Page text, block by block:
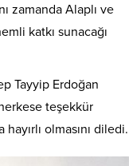
zamanda Alaplı ve
katkı sunacağı
Tayyip Erdoğan
teşekkür
hayırlı olmasını diledi.